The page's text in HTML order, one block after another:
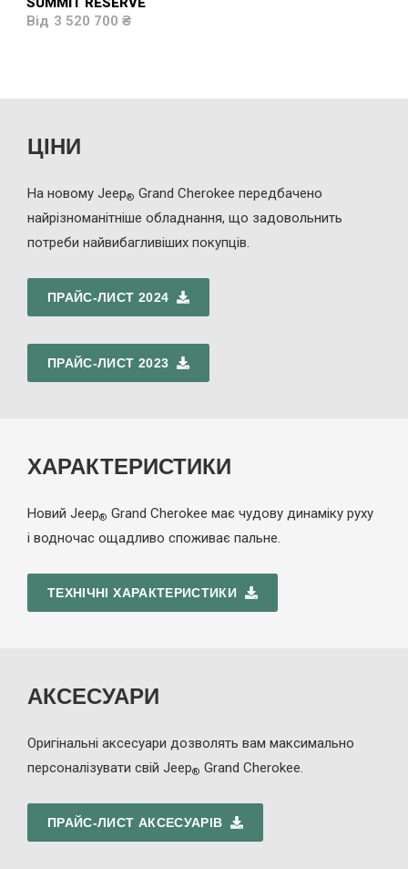
3 520 700 ₴
ЦІНИ
На новому Jeep® Grand Cherokee передбачено
найрізноманітніше обладнання, що задовольнить
потреби найвибагливіших покупців.
ПРАЙС-ЛИСТ 2024
ПРАЙС-ЛИСТ 2023
ХАРАКТЕРИСТИКИ
Новий Jeep® Grand Cherokee має чудову динаміку руху
і водночас ощадливо споживає пальне.
ТЕХНІЧНІ ХАРАКТЕРИСТИКИ
АКСЕСУАРИ
Оригінальні аксесуари дозволять вам максимально
персоналізувати свій Jeep® Grand Cherokee.
ПРАЙС-ЛИСТ АКСЕСУАРІВ